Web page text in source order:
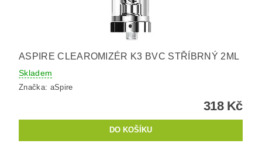
ASPIRE CLEAROMIZÉR K3 BVC STŘÍBRNÝ 2ML
Skladem
Značka: aSpire
318 Kč